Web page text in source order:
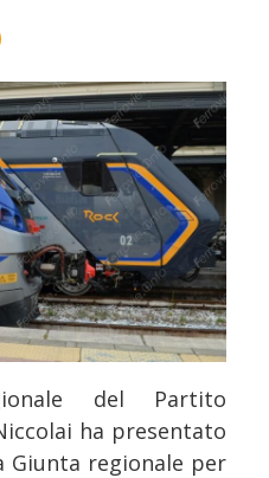
del Partito
ha presentato
Giunta regionale per